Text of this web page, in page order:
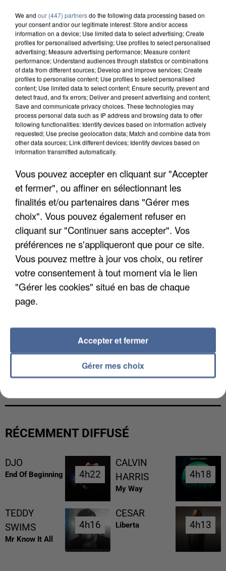
UN SECOND CADRE DE LA DZ MAFIA
INTERPELLÉ EN ALGÉRIE
UNE TOURISTE DE L’OISE EMPORTÉE PAR UNE
COULÉE DE BOUE EN HAUTE-SAVOIE
RÉCEMMENT DIFFUSÉ
DJO
End Of Beginning 4h22
4h22
CALVIN
HARRIS
My Way
4h18
4h18
TEDDY
SWIMS
Mr Know It All
4h16
4h16
CESAR
Liberta 4h13
4h13
We and our (447) partnersdo the following data processing based on
your consent and/or our legitimate interest: Store and/or access
information on a device; Use limited data to select advertising; Create
profiles for personalised advertising; Use profiles to select personalised
advertising; Measure advertising performance; Measure content
performance; Understand audiences through statistics or combinations
of data from different sources; Develop and improve services; Create
profiles to personalise content; Use profiles to select personalised
content; Use limited data to select content; Ensure security, prevent and
detect fraud, and fix errors; Deliver and present advertising and content;
Save and communicate privacy choices. These technologies may
process personal data such as IP address and browsing data to offer
following functionalities: Identify devices based on information actively
requested; Use precise geolocation data; Match and combine data from
other data sources; Link different devices; Identify devices based on
information transmitted automatically.
Vous pouvez accepter en cliquant sur "Accepter
et fermer", ou affiner en sélectionnant les
finalités et/ou partenaires dans "Gérer mes
choix". Vous pouvez également refuser en
cliquant sur "Continuer sans accepter". Vos
préférences ne s'appliqueront que pour ce site.
Vous pouvez mettre à jour vos choix, ou retirer
votre consentement à tout moment via le lien
"Gérer les cookies" situé en bas de chaque
page.
Gérer mes choix
Accepter et fermer